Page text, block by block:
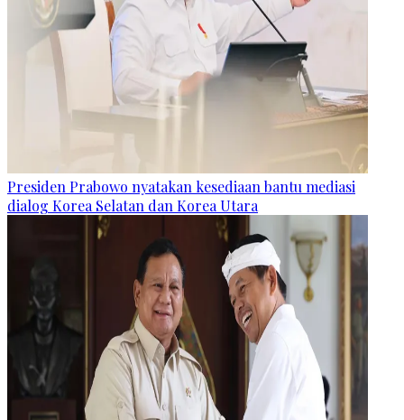
Presiden Prabowo nyatakan kesediaan bantu mediasi
dialog Korea Selatan dan Korea Utara